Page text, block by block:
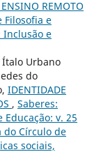
REMOTO
Filosofia e
Inclusão e
Ítalo Urbano
do
IDENTIDADE
, Saberes:
v. 25
do Círculo de
sociais,